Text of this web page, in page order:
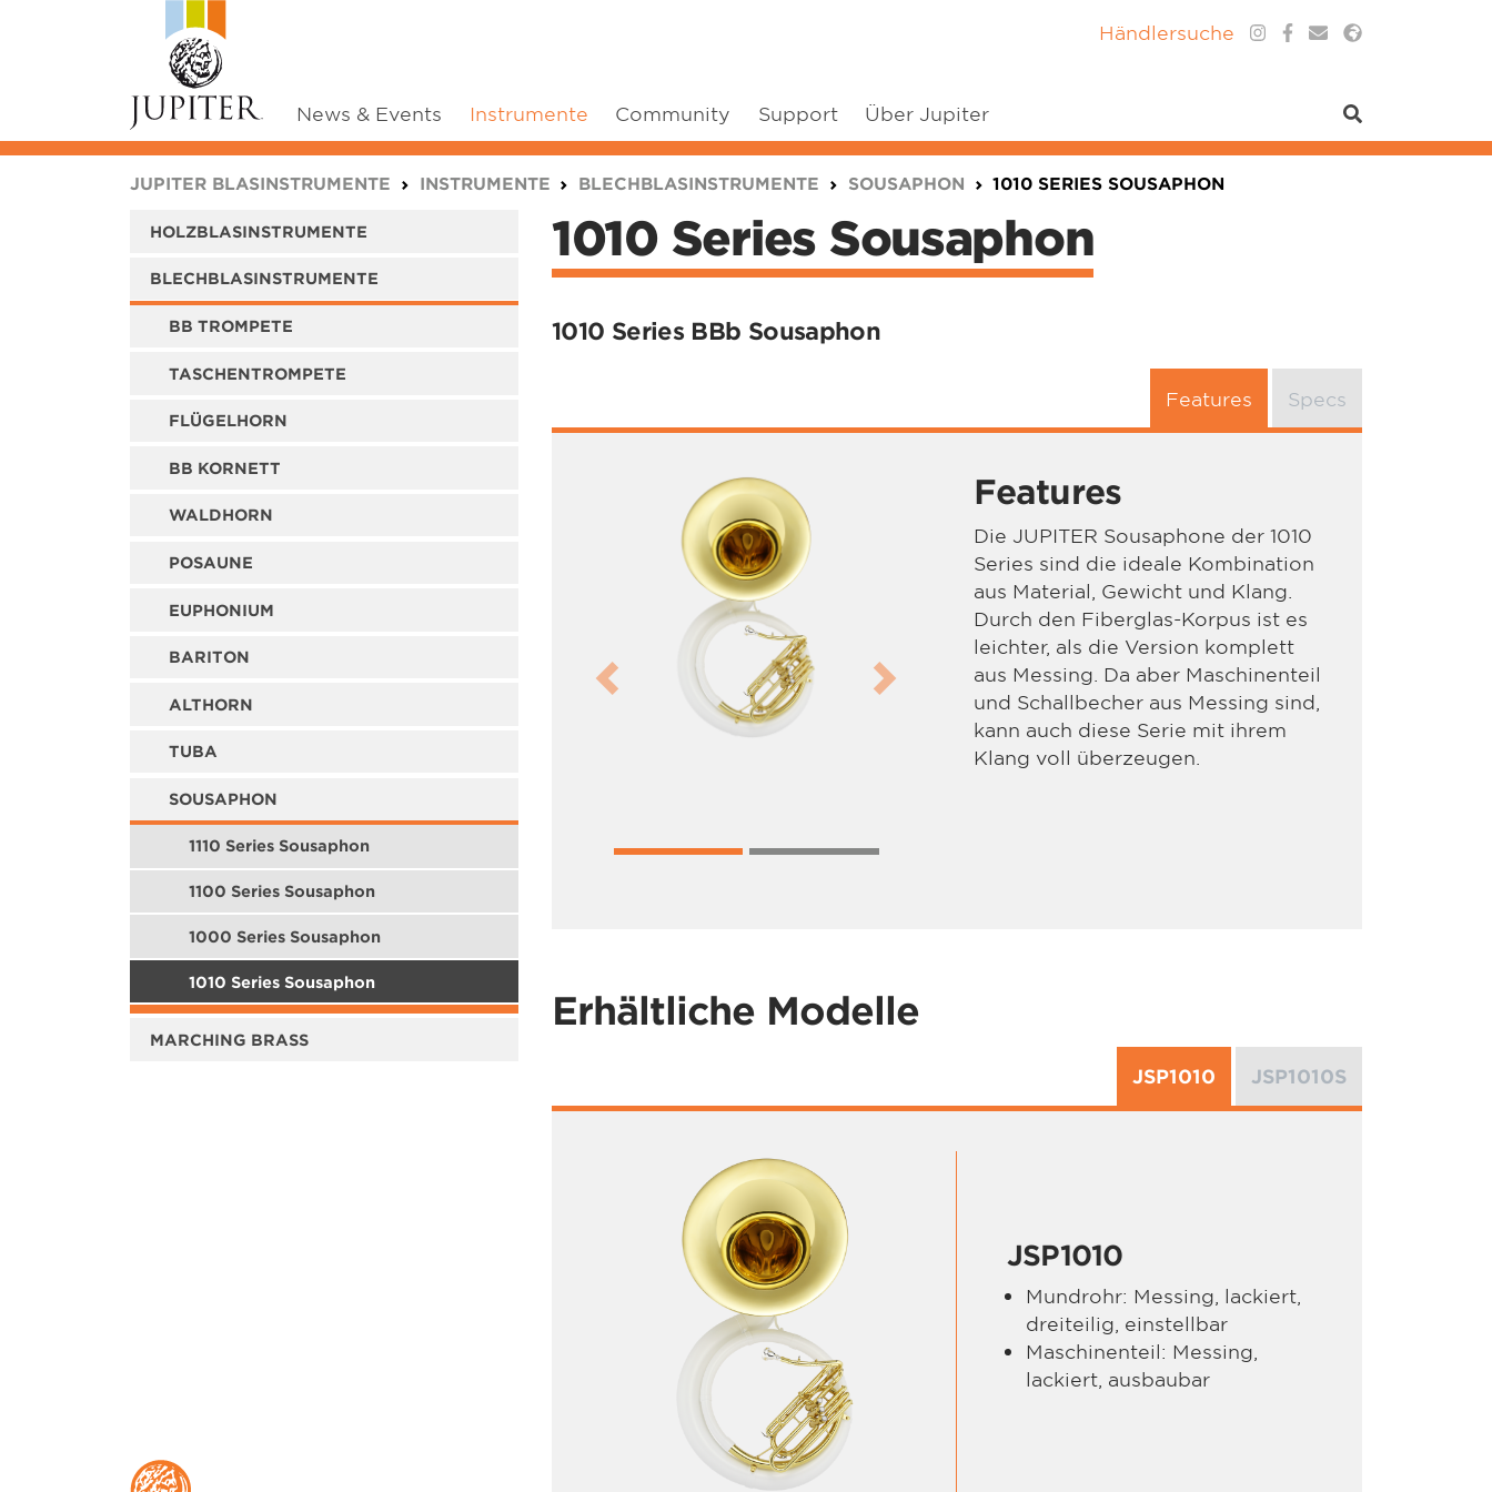
News & Events Instrumente Community Support Über Jupiter
Händlersuche
JUPITER BLASINSTRUMENTE INSTRUMENTE BLECHBLASINSTRUMENTE SOUSAPHON 1010 SERIES SOUSAPHON
HOLZBLASINSTRUMENTE
BLECHBLASINSTRUMENTE
BB TROMPETE
TASCHENTROMPETE
FLÜGELHORN
BB KORNETT
WALDHORN
POSAUNE
EUPHONIUM
BARITON
ALTHORN
TUBA
SOUSAPHON
1110 Series Sousaphon
1100 Series Sousaphon
1000 Series Sousaphon
1010 Series Sousaphon
MARCHING BRASS
1010 Series Sousaphon
1010 Series BBb Sousaphon
Features Specs
Features
Die JUPITER Sousaphone der 1010
Series sind die ideale Kombination
aus Material, Gewicht und Klang.
Durch den Fiberglas-Korpus ist es
leichter, als die Version komplett
aus Messing. Da aber Maschinenteil
und Schallbecher aus Messing sind,
kann auch diese Serie mit ihrem
Klang voll überzeugen.
Previous Next
Erhältliche Modelle
JSP1010 JSP1010S
JSP1010
Mundrohr: Messing, lackiert,
dreiteilig, einstellbar
Maschinenteil: Messing,
lackiert, ausbaubar